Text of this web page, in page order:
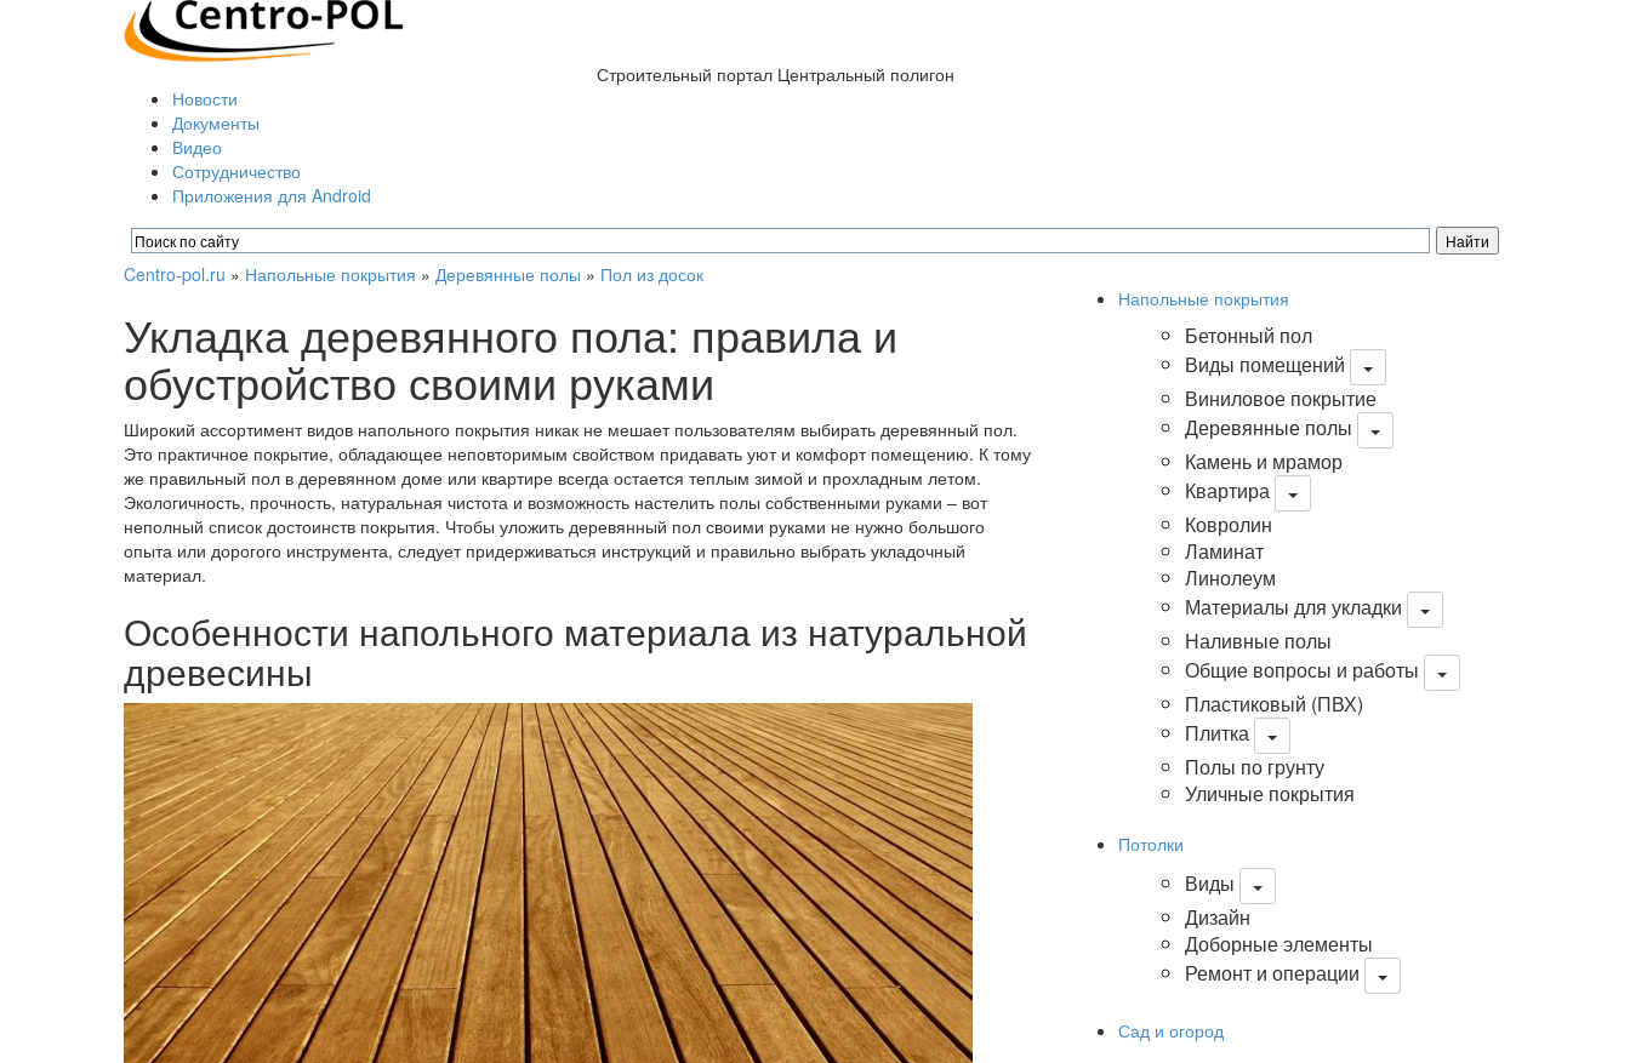
Строительный портал Центральный полигон
Новости
Документы
Видео
Сотрудничество
Приложения для Android
Centro-pol.ru » Напольные покрытия » Деревянные полы » Пол из досок
Укладка деревянного пола: правила и
обустройство своими руками
Широкий ассортимент видов напольного покрытия никак не мешает пользователям выбирать деревянный пол.
Это практичное покрытие, обладающее неповторимым свойством придавать уют и комфорт помещению. К тому
же правильный пол в деревянном доме или квартире всегда остается теплым зимой и прохладным летом.
Экологичность, прочность, натуральная чистота и возможность настелить полы собственными руками – вот
неполный список достоинств покрытия. Чтобы уложить деревянный пол своими руками не нужно большого
опыта или дорогого инструмента, следует придерживаться инструкций и правильно выбрать укладочный
материал.
Особенности напольного материала из натуральной
древесины
Напольные покрытия
Бетонный пол
Виды помещений
Виниловое покрытие
Деревянные полы
Камень и мрамор
Квартира
Ковролин
Ламинат
Линолеум
Материалы для укладки
Наливные полы
Общие вопросы и работы
Пластиковый (ПВХ)
Плитка
Полы по грунту
Уличные покрытия
Потолки
Виды
Дизайн
Доборные элементы
Ремонт и операции
Сад и огород